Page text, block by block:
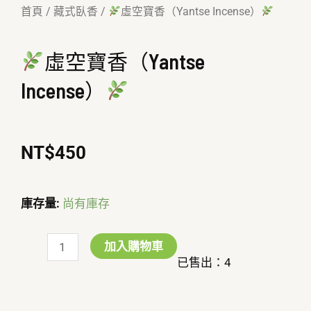
首頁 / 藏式臥香 / 虛空寶香（Yantse Incense）
虛空寶香（Yantse
Incense）
NT$450
庫存量: 尚有庫存
加入購物車
已售出：4